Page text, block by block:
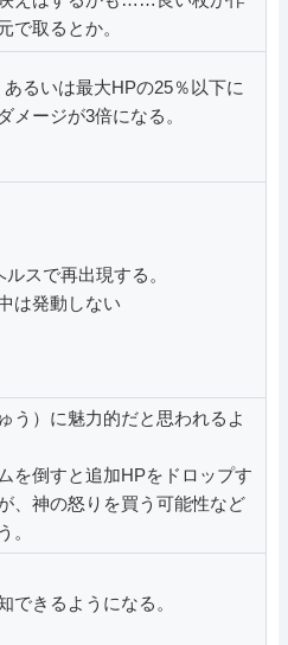
で取るとか。
るいは最大HPの25％以下に
メージが3倍になる。
スで再出現する。
は発動しない
う）に魅力的だと思われるよ
を倒すと追加HPをドロップす
、神の怒りを買う可能性など
。
できるようになる。